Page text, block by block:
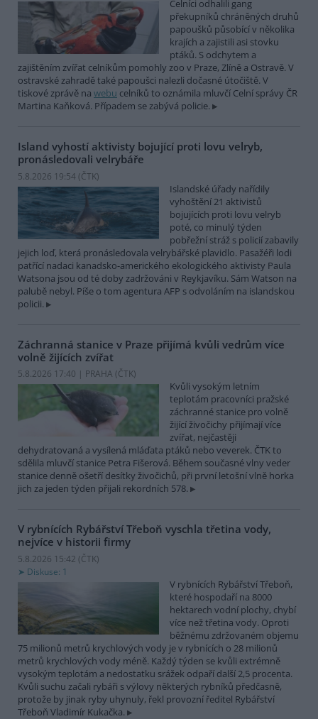
Celníci odhalili gang
překupníků chráněných druhů
papoušků působící v několika
krajích a zajistili asi stovku
ptáků. S odchytem a
zajištěním zvířat celníkům pomohly zoo v Praze, Zlíně a Ostravě. V
ostravské zahradě také papoušci nalezli dočasné útočiště. V
tiskové zprávě na webu celníků to oznámila mluvčí Celní správy ČR
Martina Kaňková. Případem se zabývá policie.
Island vyhostí aktivisty bojující proti lovu velryb,
pronásledovali velrybáře
5.8.2026 19:54 (ČTK)
Islandské úřady nařídily
vyhoštění 21 aktivistů
bojujících proti lovu velryb
poté, co minulý týden
pobřežní stráž s policií zabavily
jejich loď, která pronásledovala velrybářské plavidlo. Pasažéři lodi
patřící nadaci kanadsko-amerického ekologického aktivisty Paula
Watsona jsou od té doby zadržováni v Reykjavíku. Sám Watson na
palubě nebyl. Píše o tom agentura AFP s odvoláním na islandskou
policii.
Záchranná stanice v Praze přijímá kvůli vedrům více
volně žijících zvířat
5.8.2026 17:40 | PRAHA (ČTK)
Kvůli vysokým letním
teplotám pracovníci pražské
záchranné stanice pro volně
žijící živočichy přijímají více
zvířat, nejčastěji
dehydratovaná a vysílená mláďata ptáků nebo veverek. ČTK to
sdělila mluvčí stanice Petra Fišerová. Během současné vlny veder
stanice denně ošetří desítky živočichů, při první letošní vlně horka
jich za jeden týden přijali rekordních 578.
V rybnících Rybářství Třeboň vyschla třetina vody,
nejvíce v historii firmy
5.8.2026 15:42 (ČTK)
Diskuse: 1
V rybnících Rybářství Třeboň,
které hospodaří na 8000
hektarech vodní plochy, chybí
více než třetina vody. Oproti
běžnému zdržovaném objemu
75 milionů metrů krychlových vody je v rybnících o 28 milionů
metrů krychlových vody méně. Každý týden se kvůli extrémně
vysokým teplotám a nedostatku srážek odpaří další 2,5 procenta.
Kvůli suchu začali rybáři s výlovy některých rybníků předčasně,
protože by jinak ryby uhynuly, řekl provozní ředitel Rybářství
Třeboň Vladimír Kukačka.